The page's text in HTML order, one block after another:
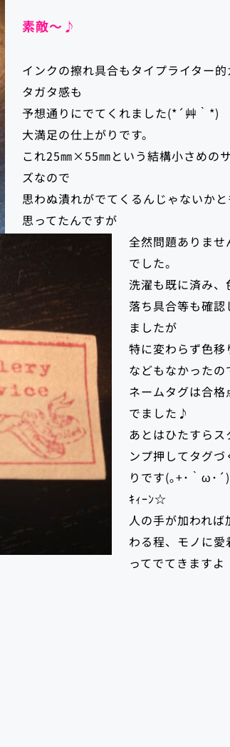
素敵～♪
インクの擦れ具合もタイプライター的
タガタ感も
予想通りにでてくれました(*´艸｀*)
大満足の仕上がりです。
これ25㎜×55㎜という結構小さめの
ズなので
思わぬ潰れがでてくるんじゃないかと
思ってたんですが
全然問題ありませ
でした。
洗濯も既に済み、
落ち具合等も確認
ましたが
特に変わらず色移
などもなかったの
ネームタグは合格
でました♪
あとはひたすらス
ンプ押してタグづ
りです(｡+･｀ω･
ｷｨｰﾝ☆
人の手が加われば
わる程、モノに愛
ってでてきますよ